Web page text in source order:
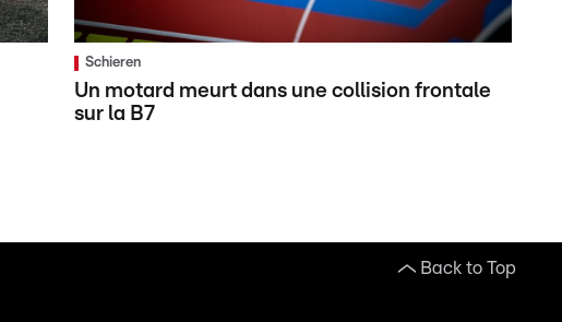
Schieren
Un motard meurt dans une collision frontale
sur la B7
Back to Top